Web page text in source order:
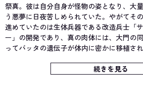
祭真。彼は自分自身が怪物の姿となり、大
う悪夢に日夜苦しめられていた。やがてそ
進めていたのは生体兵器である改造兵士「
ー」の開発であり、真の肉体には、大門の
ってバッタの遺伝子が体内に密かに移植さ
物の姿となり暴走。夜な夜な街に出没して
続きを見る